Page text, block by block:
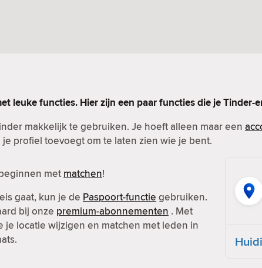
leuke functies. Hier zijn een paar functies die je Tinder-
makkelijk te gebruiken. Je hoeft alleen maar een
profiel toevoegt om te laten zien wie je bent.
met matchen!
gaat, kun je de Paspoort-functie gebruiken.
bij onze premium-abonnementen . Met
je locatie wijzigen en matchen met leden in